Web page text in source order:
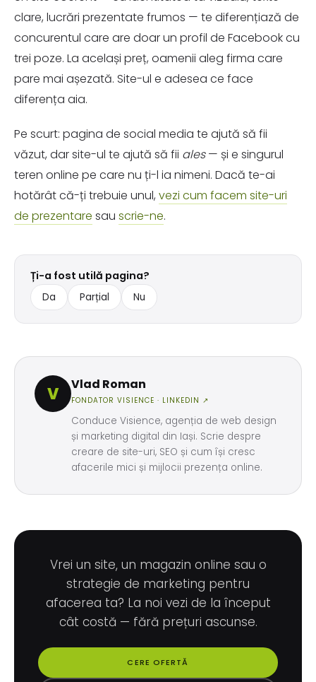
clare, lucrări prezentate frumos — te diferențiază de
concurentul care are doar un profil de Facebook cu
trei poze. La același preț, oamenii aleg firma care
pare mai așezată. Site-ul e adesea ce face
diferența aia.
Pe scurt: pagina de social media te ajută să fii
văzut, dar site-ul te ajută să fii ales— și e singurul
teren online pe care nu ți-l ia nimeni. Dacă te-ai
hotărât că-ți trebuie unul, vezi cum facem site-uri
de prezentare sau scrie-ne.
Ți-a fost utilă pagina?
Da Parțial Nu
V Vlad Roman
FONDATOR VISIENCE · LINKEDIN ↗
Conduce Visience, agenția de web design
și marketing digital din Iași. Scrie despre
creare de site-uri, SEO și cum își cresc
afacerile mici și mijlocii prezența online.
Vrei un site, un magazin online sau o
strategie de marketing pentru
afacerea ta? La noi vezi de la început
cât costă — fără prețuri ascunse.
CERE OFERTĂ